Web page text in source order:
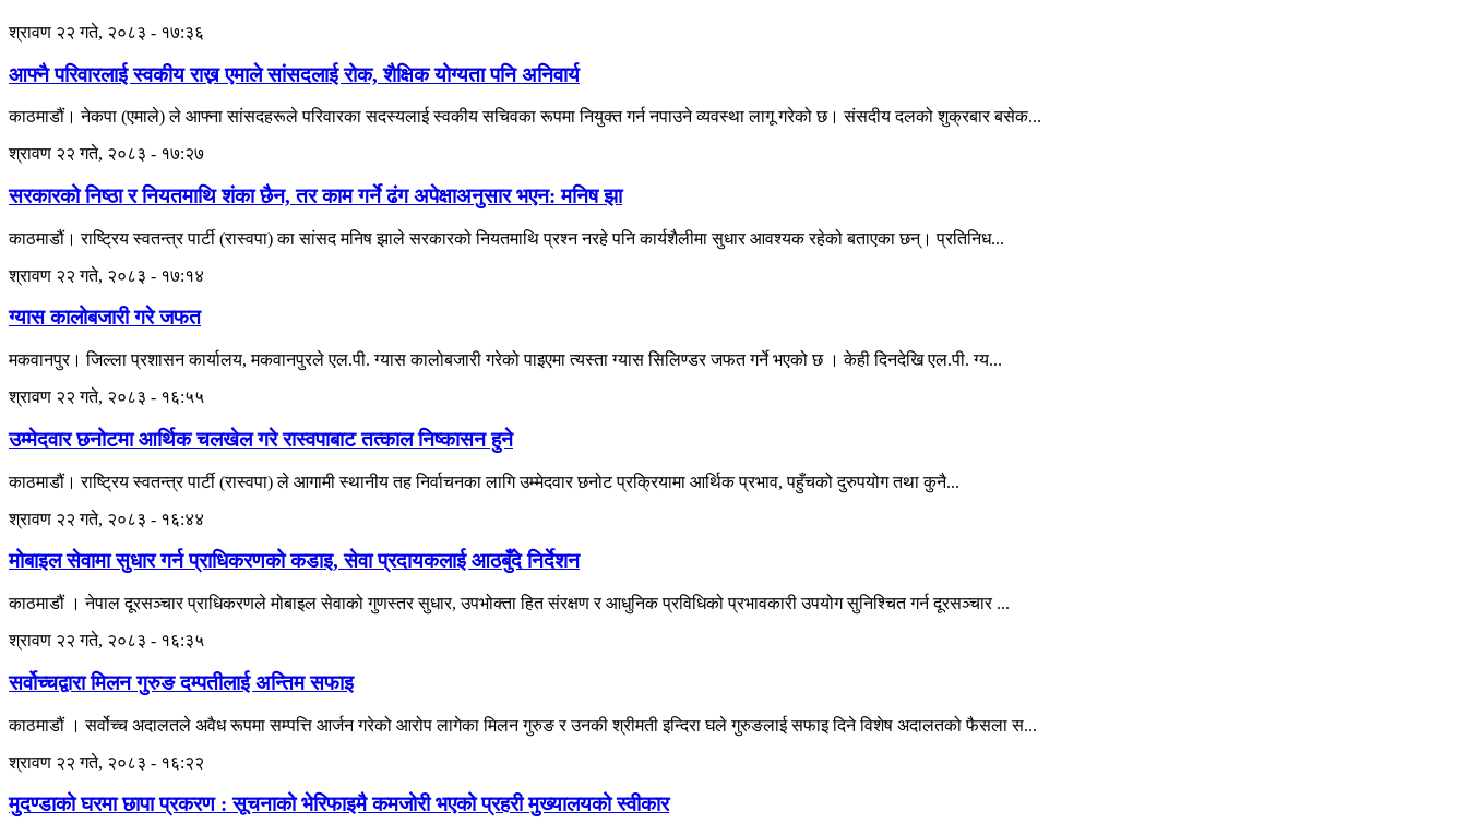
श्रावण २२ गते, २०८३ - १७:३६
आफ्नै परिवारलाई स्वकीय राख्न एमाले सांसदलाई रोक, शैक्षिक योग्यता पनि अनिवार्य
काठमाडौं। नेकपा (एमाले) ले आफ्ना सांसदहरूले परिवारका सदस्यलाई स्वकीय सचिवका रूपमा नियुक्त गर्न नपाउने व्यवस्था लागू गरेको छ। संसदीय दलको शुक्रबार बसेक...
श्रावण २२ गते, २०८३ - १७:२७
सरकारको निष्ठा र नियतमाथि शंका छैन, तर काम गर्ने ढंग अपेक्षाअनुसार भएन: मनिष झा
काठमाडौं। राष्ट्रिय स्वतन्त्र पार्टी (रास्वपा) का सांसद मनिष झाले सरकारको नियतमाथि प्रश्न नरहे पनि कार्यशैलीमा सुधार आवश्यक रहेको बताएका छन्। प्रतिनिध...
श्रावण २२ गते, २०८३ - १७:१४
ग्यास कालोबजारी गरे जफत
मकवानपुर। जिल्ला प्रशासन कार्यालय, मकवानपुरले एल.पी. ग्यास कालोबजारी गरेको पाइएमा त्यस्ता ग्यास सिलिण्डर जफत गर्ने भएको छ । केही दिनदेखि एल.पी. ग्य...
श्रावण २२ गते, २०८३ - १६:५५
उम्मेदवार छनोटमा आर्थिक चलखेल गरे रास्वपाबाट तत्काल निष्कासन हुने
काठमाडौं। राष्ट्रिय स्वतन्त्र पार्टी (रास्वपा) ले आगामी स्थानीय तह निर्वाचनका लागि उम्मेदवार छनोट प्रक्रियामा आर्थिक प्रभाव, पहुँचको दुरुपयोग तथा कुनै...
श्रावण २२ गते, २०८३ - १६:४४
मोबाइल सेवामा सुधार गर्न प्राधिकरणको कडाइ, सेवा प्रदायकलाई आठबुँदे निर्देशन
काठमाडौं । नेपाल दूरसञ्चार प्राधिकरणले मोबाइल सेवाको गुणस्तर सुधार, उपभोक्ता हित संरक्षण र आधुनिक प्रविधिको प्रभावकारी उपयोग सुनिश्चित गर्न दूरसञ्चार ...
श्रावण २२ गते, २०८३ - १६:३५
सर्वोच्चद्वारा मिलन गुरुङ दम्पतीलाई अन्तिम सफाइ
काठमाडौं । सर्वोच्च अदालतले अवैध रूपमा सम्पत्ति आर्जन गरेको आरोप लागेका मिलन गुरुङ र उनकी श्रीमती इन्दिरा घले गुरुङलाई सफाइ दिने विशेष अदालतको फैसला स...
श्रावण २२ गते, २०८३ - १६:२२
मुदण्डाको घरमा छापा प्रकरण : सूचनाको भेरिफाइमै कमजोरी भएको प्रहरी मुख्यालयको स्वीकार